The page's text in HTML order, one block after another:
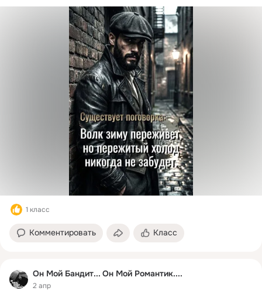
1 класс
Комментировать Класс
Он Мой Бандит... Он Мой Романтик....
2 апр